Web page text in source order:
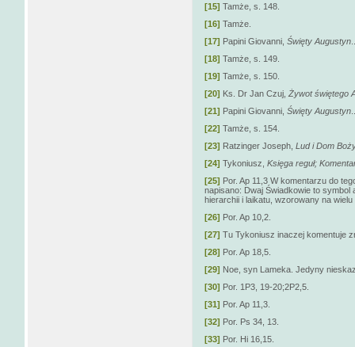
[15] Tamże, s. 148.
[16] Tamże.
[17] Papini Giovanni, Święty Augustyn
[18] Tamże, s. 149.
[19] Tamże, s. 150.
[20] Ks. Dr Jan Czuj, Żywot świętego
[21] Papini Giovanni, Święty Augustyn
[22] Tamże, s. 154.
[23] Ratzinger Joseph, Lud i Dom
[24] Tykoniusz, Księga reguł;
[25] Por. Ap 11,3 W komentarzu do
napisano: Dwaj Świadkowie to
hierarchii i laikatu, wzorowany na
[26] Por. Ap 10,2.
[27] Tu Tykoniusz inaczej komentuje
[28] Por. Ap 18,5.
[29] Noe, syn Lameka. Jedyny
[30] Por. 1P3, 19-20;2P2,5.
[31] Por. Ap 11,3.
[32] Por. Ps 34, 13.
[33] Por. Hi 16,15.